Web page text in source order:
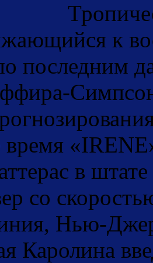
к
последним
время
в
со
Нью-
Каролина